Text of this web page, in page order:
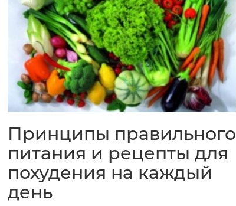
Принципы правильного
питания и рецепты для
похудения на каждый
день